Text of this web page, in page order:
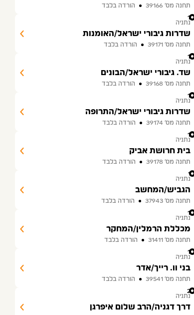
תחנה מס׳ 39166
הורדה בלבד
13
נתניה
שדרות גיבורי ישראל/האומנות
תחנה מס׳ 39171
הורדה בלבד
14
נתניה
שד. גיבורי ישראל/הבונים
תחנה מס׳ 39168
הורדה בלבד
15
נתניה
שדרות גיבורי ישראל/התרופה
תחנה מס׳ 39174
הורדה בלבד
16
נתניה
בית חרושת אביק
תחנה מס׳ 39178
הורדה בלבד
17
נתניה
הגביש/המחשב
תחנה מס׳ 37943
הורדה בלבד
18
נתניה
מכללת הרמלין/המחקר
תחנה מס׳ 31411
הורדה בלבד
19
נתניה
בני וו. רייך/אדר
תחנה מס׳ 39541
הורדה בלבד
20
נתניה
דרך דגניה/הרב שלום איפרגן